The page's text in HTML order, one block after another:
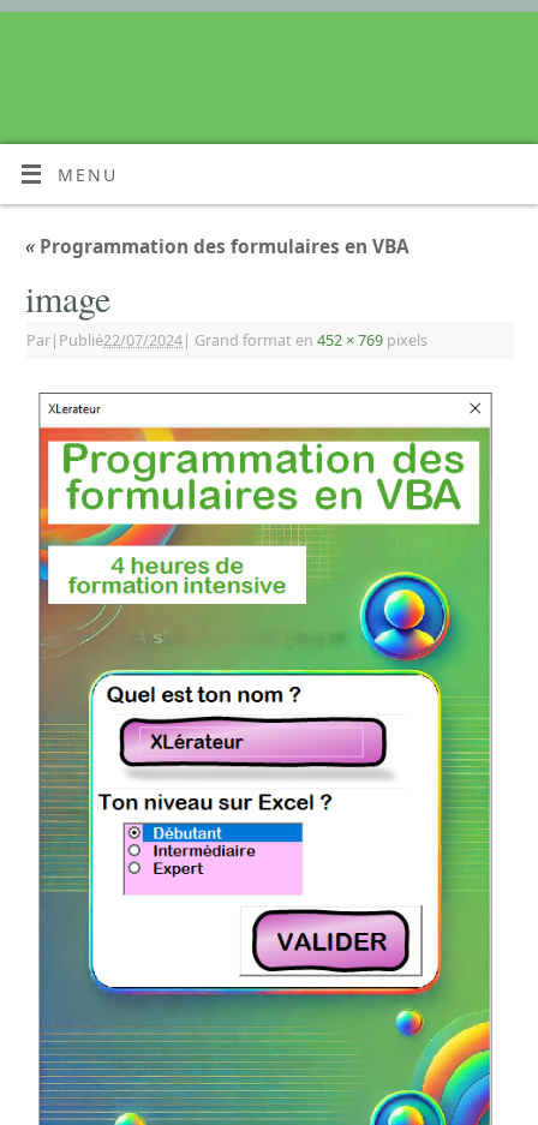
MENU
« Programmation des formulaires en VBA
image
Par| Publié22/07/2024| Grand format en 452 × 769 pixels